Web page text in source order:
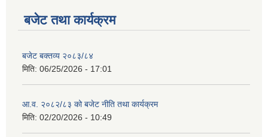
बजेट तथा कार्यक्रम
बजेट बक्तव्य २०८३/८४
मिति: 06/25/2026 - 17:01
आ.व. २०८२/८३ को बजेट नीति तथा कार्यक्रम
मिति: 02/20/2026 - 10:49